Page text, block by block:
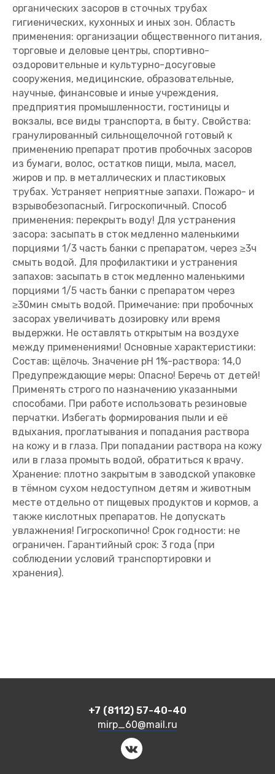
органических засоров в сточных трубах
гигиенических, кухонных и иных зон. Область
применения: организации общественного питания,
торговые и деловые центры, спортивно-
оздоровительные и культурно-досуговые
сооружения, медицинские, образовательные,
научные, финансовые и иные учреждения,
предприятия промышленности, гостиницы и
вокзалы, все виды транспорта, в быту. Свойства:
гранулированный сильнощелочной готовый к
применению препарат против пробочных засоров
из бумаги, волос, остатков пищи, мыла, масел,
жиров и пр. в металлических и пластиковых
трубах. Устраняет неприятные запахи. Пожаро- и
взрывобезопасный. Гигроскопичный. Способ
применения: перекрыть воду! Для устранения
засора: засыпать в сток медленно маленькими
порциями 1/3 часть банки с препаратом, через ≥3ч
смыть водой. Для профилактики и устранения
запахов: засыпать в сток медленно маленькими
порциями 1/5 часть банки с препаратом через
≥30мин смыть водой. Примечание: при пробочных
засорах увеличивать дозировку или время
выдержки. Не оставлять открытым на воздухе
между применениями! Основные характеристики:
Состав: щёлочь. Значение pH 1%-раствора: 14,0
Предупреждающие меры: Опасно! Беречь от детей!
Применять строго по назначению указанными
способами. При работе использовать резиновые
перчатки. Избегать формирования пыли и её
вдыхания, проглатывания и попадания раствора
на кожу и в глаза. При попадании раствора на кожу
или в глаза промыть водой, обратиться к врачу.
Хранение: плотно закрытым в заводской упаковке
в тёмном сухом недоступном детям и животным
месте отдельно от пищевых продуктов и кормов, а
также кислотных препаратов. Не допускать
увлажнения! Гигроскопично! Срок годности: не
ограничен. Гарантийный срок: 3 года (при
соблюдении условий транспортировки и
хранения).
+7 (8112) 57-40-40
mirp_60@mail.ru